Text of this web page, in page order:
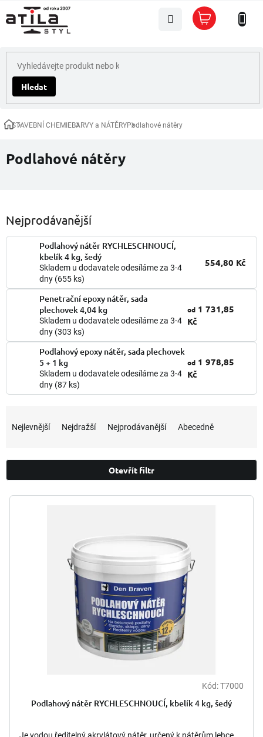
na
obsah
Hledat
Nákupní
košík
DomůSTAVEBNÍ CHEMIEBARVY a NÁTĚRYPodlahové nátěry
Podlahové nátěry
Nejprodávanější
Podlahový nátěr RYCHLESCHNOUCÍ,
kbelík 4 kg, šedý
Skladem u dodavatele odesíláme za 3-4
dny (655 ks)
554,80 Kč
Penetrační epoxy nátěr, sada
plechovek 4,04 kg
Skladem u dodavatele odesíláme za 3-4
dny (303 ks)
od 1 731,85
Kč
Podlahový epoxy nátěr, sada plechovek
5 + 1 kg
Skladem u dodavatele odesíláme za 3-4
dny (87 ks)
od 1 978,85
Kč
n
í
r
Nejlevnější Nejdražší Nejprodávanější Abecedně
Otevřít filtr
V
Kód:T7000
Podlahový nátěr RYCHLESCHNOUCÍ, kbelík 4 kg, šedý
Je vodou ředitelný akrylátový nátěr, určený k nátěrům lehce